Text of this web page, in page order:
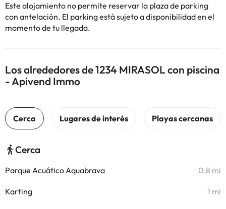
Este alojamiento no permite reservar la plaza de parking
con antelación. El parking está sujeto a disponibilidad en el
momento de tu llegada.
Los alrededores de 1234 MIRASOL con piscina
- Apivend Immo
Cerca
Parque Acuático Aquabrava 0,8 mi
Karting 1 mi